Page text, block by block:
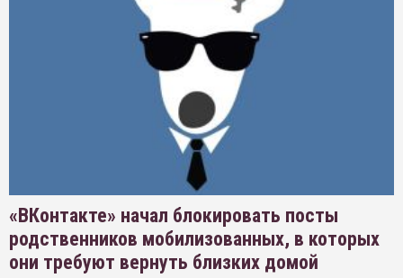
«ВКонтакте» начал блокировать посты
родственников мобилизованных, в которых
они требуют вернуть близких домой